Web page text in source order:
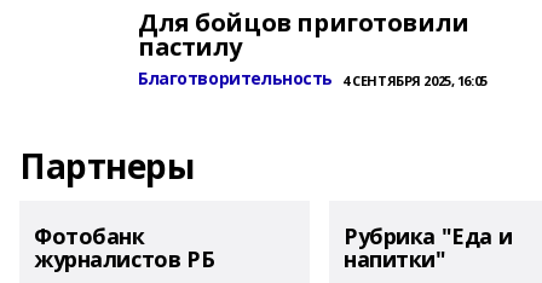
Для бойцов приготовили
пастилу
Благотворительность 4 СЕНТЯБРЯ 2025, 16:05
Партнеры
Фотобанк
журналистов РБ
Рубрика "Еда и
напитки"